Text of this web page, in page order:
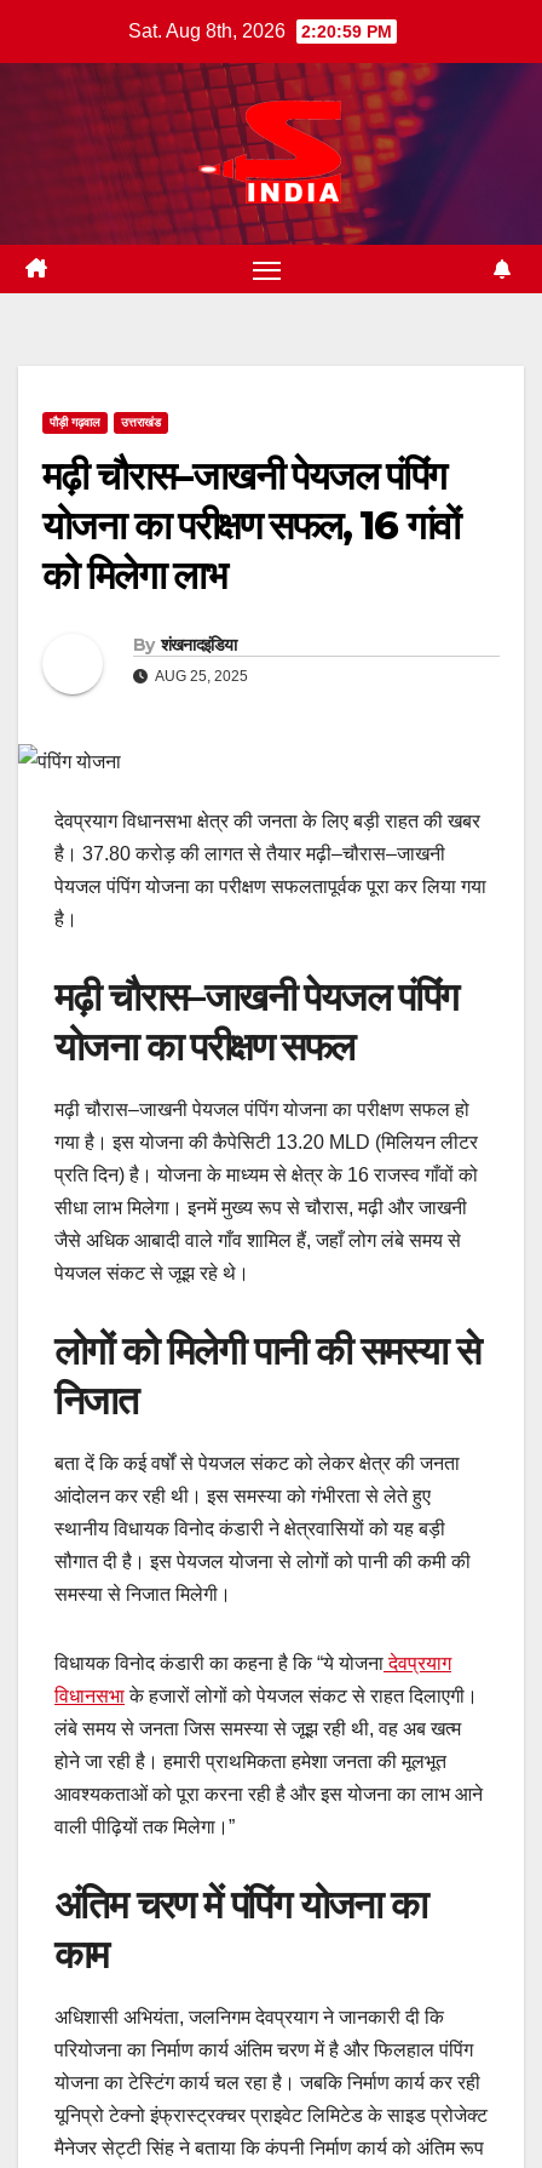
Sat. Aug 8th, 2026 2:21:00 PM
पौड़ी गढ़वाल उत्तराखंड
मढ़ी चौरास–जाखनी पेयजल पंपिंग
योजना का परीक्षण सफल, 16 गांवों
को मिलेगा लाभ
By शंखनादइंडिया
AUG 25, 2025
देवप्रयाग विधानसभा क्षेत्र की जनता के लिए बड़ी राहत की खबर
है। 37.80 करोड़ की लागत से तैयार मढ़ी–चौरास–जाखनी
पेयजल पंपिंग योजना का परीक्षण सफलतापूर्वक पूरा कर लिया गया
है।
मढ़ी चौरास–जाखनी पेयजल पंपिंग
योजना का परीक्षण सफल
मढ़ी चौरास–जाखनी पेयजल पंपिंग योजना का परीक्षण सफल हो
गया है। इस योजना की कैपेसिटी 13.20 MLD (मिलियन लीटर
प्रति दिन) है। योजना के माध्यम से क्षेत्र के 16 राजस्व गाँवों को
सीधा लाभ मिलेगा। इनमें मुख्य रूप से चौरास, मढ़ी और जाखनी
जैसे अधिक आबादी वाले गाँव शामिल हैं, जहाँ लोग लंबे समय से
पेयजल संकट से जूझ रहे थे।
लोगों को मिलेगी पानी की समस्या से
निजात
बता दें कि कई वर्षों से पेयजल संकट को लेकर क्षेत्र की जनता
आंदोलन कर रही थी। इस समस्या को गंभीरता से लेते हुए
स्थानीय विधायक विनोद कंडारी ने क्षेत्रवासियों को यह बड़ी
सौगात दी है। इस पेयजल योजना से लोगों को पानी की कमी की
समस्या से निजात मिलेगी।
विधायक विनोद कंडारी का कहना है कि “ये योजनादेवप्रयाग
विधानसभाके हजारों लोगों को पेयजल संकट से राहत दिलाएगी।
लंबे समय से जनता जिस समस्या से जूझ रही थी, वह अब खत्म
होने जा रही है। हमारी प्राथमिकता हमेशा जनता की मूलभूत
आवश्यकताओं को पूरा करना रही है और इस योजना का लाभ आने
वाली पीढ़ियों तक मिलेगा।”
अंतिम चरण में पंपिंग योजना का
काम
अधिशासी अभियंता, जलनिगम देवप्रयाग ने जानकारी दी कि
परियोजना का निर्माण कार्य अंतिम चरण में है और फिलहाल पंपिंग
योजना का टेस्टिंग कार्य चल रहा है। जबकि निर्माण कार्य कर रही
यूनिप्रो टेक्नो इंफ्रास्ट्रक्चर प्राइवेट लिमिटेड के साइड प्रोजेक्ट
मैनेजर सेट्टी सिंह ने बताया कि कंपनी निर्माण कार्य को अंतिम रूप